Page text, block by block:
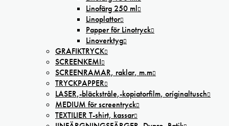
Linofärg 250 ml
Linoplattor
Papper för Linotryck
Linoverktyg
GRAFIKTRYCK
SCREENKEMI
SCREENRAMAR, raklar, m.m
TRYCKPAPPER
LASER,-bläckstråle,-kopiatorfilm, oríginaltusch
MEDIUM för screentryck
TEXTILIER T-shirt, kassar